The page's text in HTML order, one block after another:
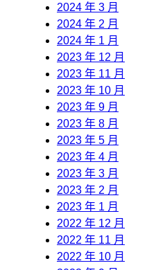
2024 年 3 月
2024 年 2 月
2024 年 1 月
2023 年 12 月
2023 年 11 月
2023 年 10 月
2023 年 9 月
2023 年 8 月
2023 年 5 月
2023 年 4 月
2023 年 3 月
2023 年 2 月
2023 年 1 月
2022 年 12 月
2022 年 11 月
2022 年 10 月